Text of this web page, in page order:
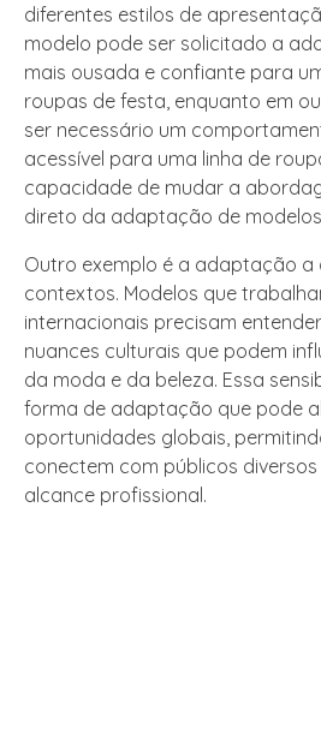
diferentes estilos de
modelo pode ser solicitado a
mais ousada e confiante para
roupas de festa, enquanto em
ser necessário um
acessível para uma linha de
capacidade de mudar a
direto da adaptação de
Outro exemplo é a adaptação a
contextos. Modelos que
internacionais precisam
nuances culturais que podem
da moda e da beleza. Essa
forma de adaptação que pode
oportunidades globais,
conectem com públicos diversos
alcance profissional.